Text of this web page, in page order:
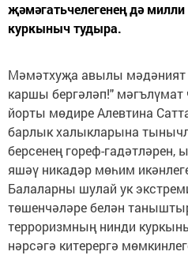
җәмәгатьчелегенең дә
куркыныч тудыра.
Мәмәтхуҗа авылы мәдәният
каршы бергәләп!"
йорты мөдире Алевтина
барлык халыкларына
берсенең гореф-
яшәү никадәр мөһим
Балаларны шулай ук
төшенчәләре белән
терроризмның нинди
нәрсәгә китерергә